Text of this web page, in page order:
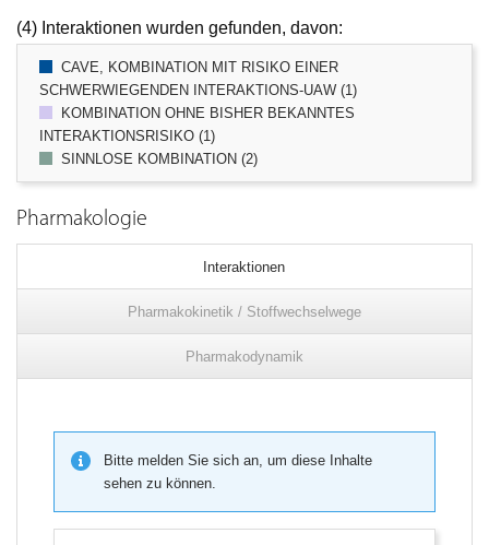
(4) Interaktionen wurden gefunden, davon:
CAVE, KOMBINATION MIT RISIKO EINER
SCHWERWIEGENDEN INTERAKTIONS-UAW (1)
KOMBINATION OHNE BISHER BEKANNTES
INTERAKTIONSRISIKO (1)
SINNLOSE KOMBINATION (2)
Pharmakologie
Interaktionen
Pharmakokinetik / Stoffwechselwege
Pharmakodynamik
Bitte melden Sie sich an, um diese Inhalte
sehen zu können.